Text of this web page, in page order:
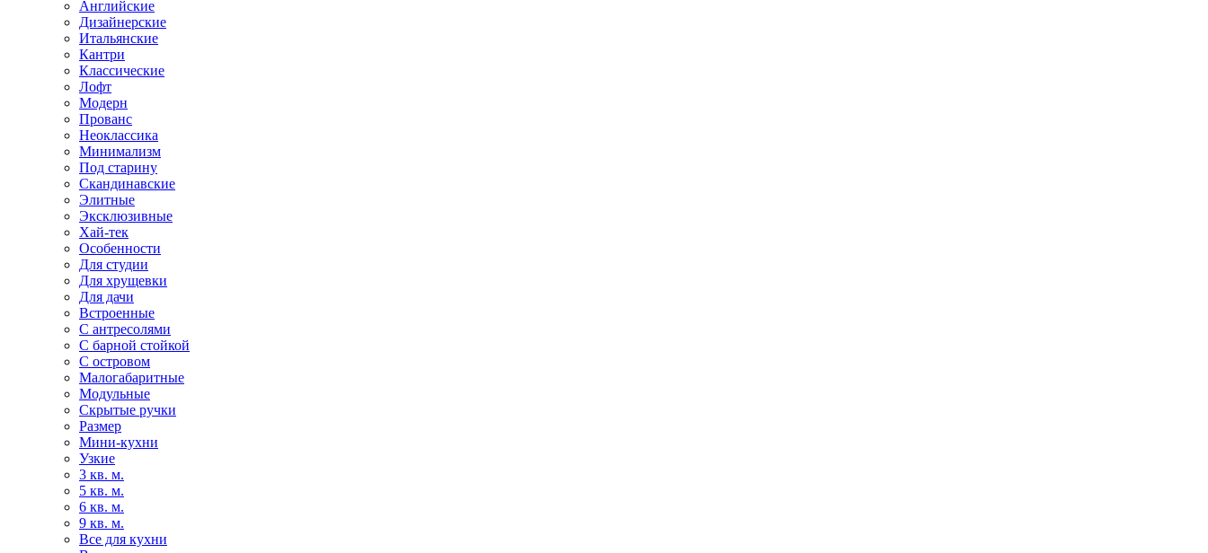
Английские
Дизайнерские
Итальянские
Кантри
Классические
Лофт
Модерн
Прованс
Неоклассика
Минимализм
Под старину
Скандинавские
Элитные
Эксклюзивные
Хай-тек
Особенности
Для студии
Для хрущевки
Для дачи
Встроенные
С антресолями
С барной стойкой
С островом
Малогабаритные
Модульные
Скрытые ручки
Размер
Мини-кухни
Узкие
3 кв. м.
5 кв. м.
6 кв. м.
9 кв. м.
Все для кухни